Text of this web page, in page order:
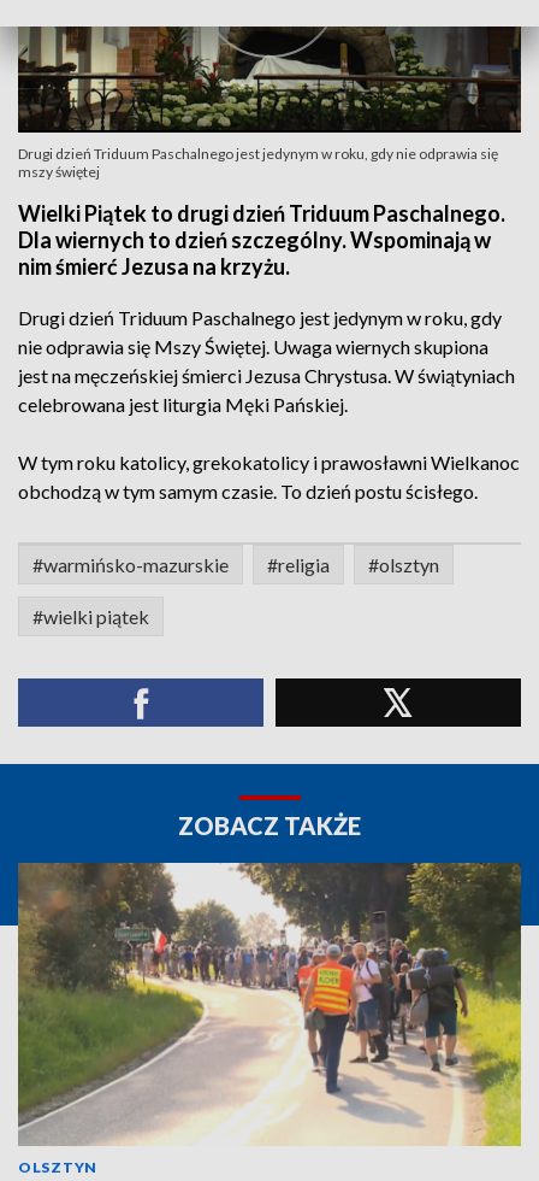
Drugi dzień Triduum Paschalnego jest jedynym w roku, gdy nie odprawia się
mszy świętej
Wielki Piątek to drugi dzień Triduum Paschalnego.
Dla wiernych to dzień szczególny. Wspominają w
nim śmierć Jezusa na krzyżu.
Drugi dzień Triduum Paschalnego jest jedynym w roku, gdy
nie odprawia się Mszy Świętej. Uwaga wiernych skupiona
jest na męczeńskiej śmierci Jezusa Chrystusa. W świątyniach
celebrowana jest liturgia Męki Pańskiej.
W tym roku katolicy, grekokatolicy i prawosławni Wielkanoc
obchodzą w tym samym czasie. To dzień postu ścisłego.
#warmińsko-mazurskie #religia #olsztyn
#wielki piątek
ZOBACZ TAKŻE
OLSZTYN